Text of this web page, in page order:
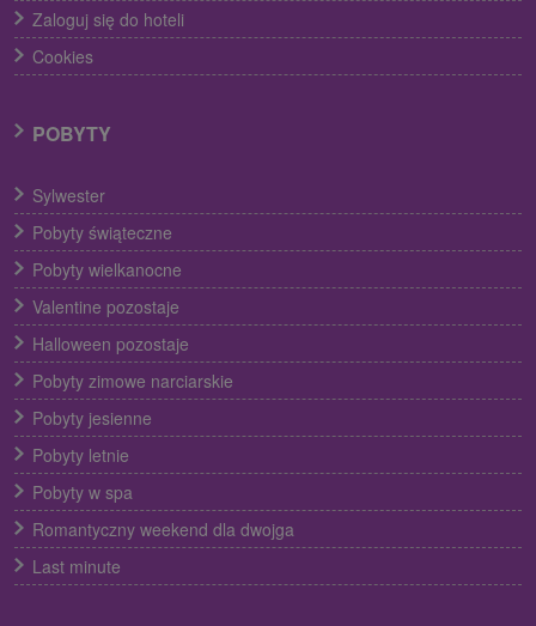
Zaloguj się do hoteli
Cookies
POBYTY
Sylwester
Pobyty świąteczne
Pobyty wielkanocne
Valentine pozostaje
Halloween pozostaje
Pobyty zimowe narciarskie
Pobyty jesienne
Pobyty letnie
Pobyty w spa
Romantyczny weekend dla dwojga
Last minute